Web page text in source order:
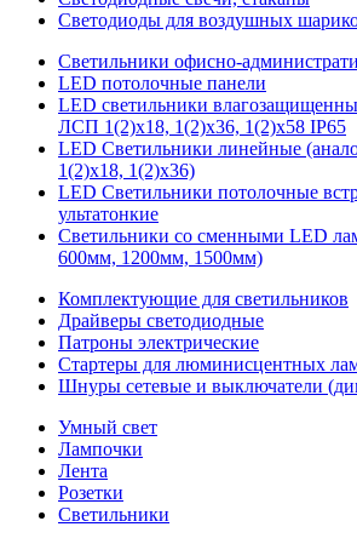
Светодиоды для воздушных
Светильники офисно-
LED потолочные панели
LED светильники
ЛСП 1(2)х18, 1(2)х36, 1(2)х58 IP65
LED Светильники линейные
1(2)х18, 1(2)х36)
LED Светильники потолочные
ультатонкие
Светильники со сменными LED
600мм, 1200мм, 1500мм)
Комплектующие для светильников
Драйверы светодиодные
Патроны электрические
Стартеры для люминисцентных
Шнуры сетевые и выключатели
Умный свет
Лампочки
Лента
Розетки
Светильники